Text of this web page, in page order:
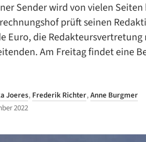
Sender wird von vielen
prüft seinen
Euro, die
Am Freitag findet eine
Joeres, Frederik Richter,Anne Burgmer
2022